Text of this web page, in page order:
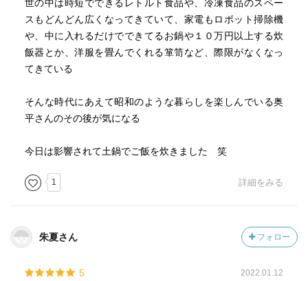
世の中は時短でできるレトルト食品や、冷凍食品のスペー
スもどんどん広くなってきていて、家電もロボット掃除機
や、中に入れるだけでできてるお鍋や１０万円以上する炊
飯器とか、洋服を畳んでくれる箪笥など、際限がなくなっ
てきている
そんな時代にあえて昭和のような暮らしを楽しんでいる奥
平さんのその後が気になる
今日は影響されて土鍋でご飯を炊きました 笑
1 詳細をみる
朱夏さん フォロー
5 2022.01.12